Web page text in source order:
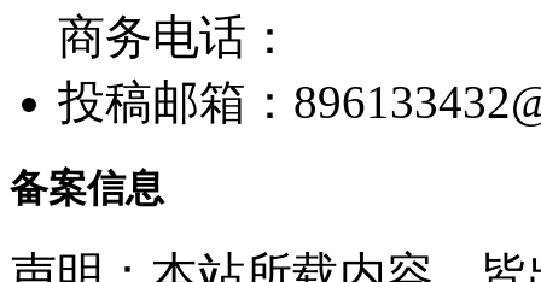
商务电话：
投稿邮箱：
备案信息